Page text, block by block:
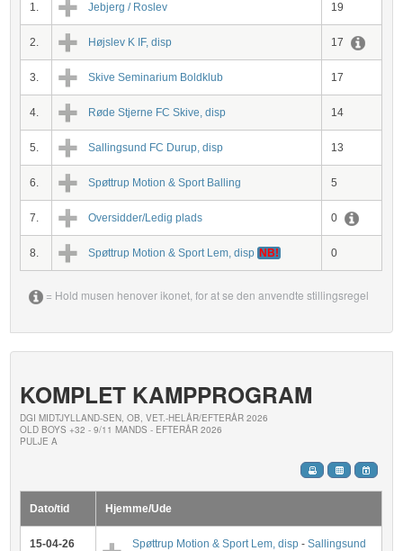
1. Jebjerg / Roslev 19
2. Højslev K IF, disp 17
3. Skive Seminarium Boldklub 17
4. Røde Stjerne FC Skive, disp 14
5. Sallingsund FC Durup, disp 13
6. Spøttrup Motion & Sport Balling 5
7. Oversidder/Ledig plads 0
8. Spøttrup Motion & Sport Lem, disp NB! 0
= Hold musen henover ikonet, for at se den anvendte stillingsregel
KOMPLET KAMPPROGRAM
DGI MIDTJYLLAND-SEN, OB, VET.-HELÅR/EFTERÅR 2026
OLD BOYS +32 - 9/11 MANDS - EFTERÅR 2026
PULJE A
Dato/tid Hjemme/Ude
15-04-26
Spøttrup Motion & Sport Lem, disp -Sallingsund